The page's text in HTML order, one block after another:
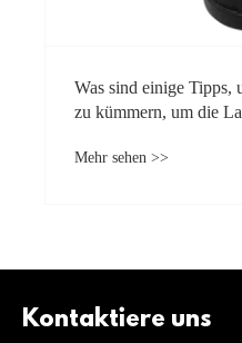
Was sind einige Tipps,
zu kümmern, um die
Mehr sehen >>
Kontaktiere uns